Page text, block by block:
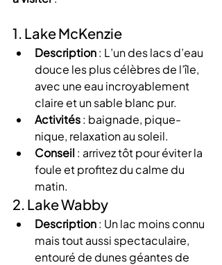
1. Lake McKenzie
Description : L’un des lacs d’eau
douce les plus célèbres de l’île,
avec une eau incroyablement
claire et un sable blanc pur.
Activités : baignade, pique-
nique, relaxation au soleil.
Conseil : arrivez tôt pour éviter la
foule et profitez du calme du
matin.
2. Lake Wabby
Description : Un lac moins connu
mais tout aussi spectaculaire,
entouré de dunes géantes de